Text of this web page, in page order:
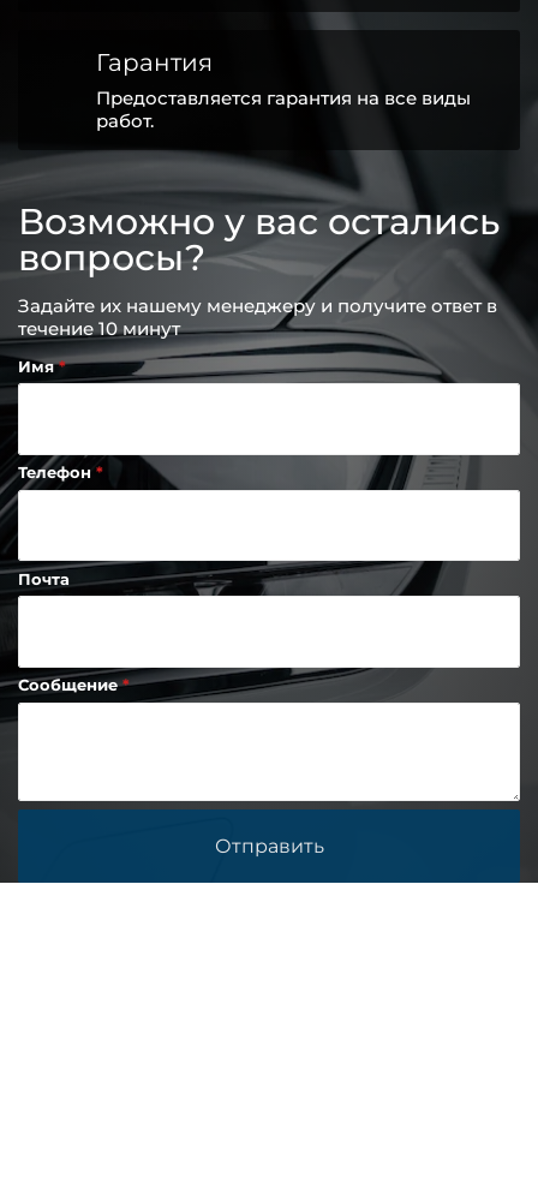
Гарантия
Предоставляется гарантия на все виды
работ.
Возможно у вас остались
вопросы?
Задайте их нашему менеджеру и получите ответ в
течение 10 минут
Имя
Телефон
Почта
Сообщение